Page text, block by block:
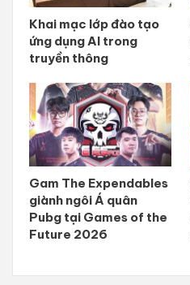
Khai mạc lớp đào tạo
ứng dụng AI trong
truyền thông
Gam The Expendables
giành ngôi Á quân
Pubg tại Games of the
Future 2026